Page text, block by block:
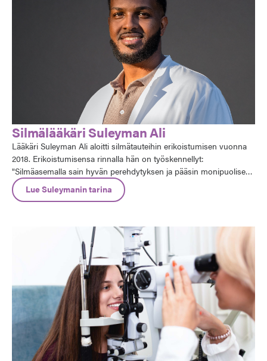
Silmälääkäri Suleyman Ali
Lääkäri Suleyman Ali aloitti silmätauteihin erikoistumisen vuonna
2018. Erikoistumisensa rinnalla hän on työskennellyt:
"Silmäasemalla sain hyvän perehdytyksen ja pääsin monipuolisesti
käyttämään ja kehittämään ammattitaitoani", Ali kiittää. Hän kiittää
myös uran ja perhe-elämän yhdistämisen helppoudesta sekä
Lue Suleymanin tarina